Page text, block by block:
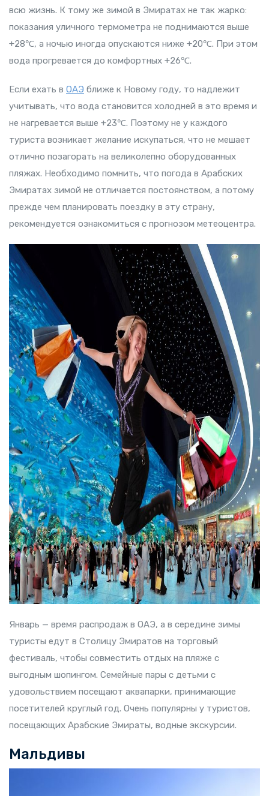
всю жизнь. К тому же зимой в Эмиратах не так жарко:
показания уличного термометра не поднимаются выше
+28℃, а ночью иногда опускаются ниже +20℃. При этом
вода прогревается до комфортных +26℃.
Если ехать в ОАЭ ближе к Новому году, то надлежит
учитывать, что вода становится холодней в это время и
не нагревается выше +23℃. Поэтому не у каждого
туриста возникает желание искупаться, что не мешает
отлично позагорать на великолепно оборудованных
пляжах. Необходимо помнить, что погода в Арабских
Эмиратах зимой не отличается постоянством, а потому
прежде чем планировать поездку в эту страну,
рекомендуется ознакомиться с прогнозом метеоцентра.
Январь — время распродаж в ОАЭ, а в середине зимы
туристы едут в Столицу Эмиратов на торговый
фестиваль, чтобы совместить отдых на пляже с
выгодным шопингом. Семейные пары с детьми с
удовольствием посещают аквапарки, принимающие
посетителей круглый год. Очень популярны у туристов,
посещающих Арабские Эмираты, водные экскурсии.
Мальдивы